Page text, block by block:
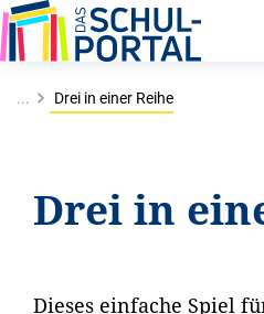
... Drei in einer Reihe
Drei in
Dieses einfache Spiel